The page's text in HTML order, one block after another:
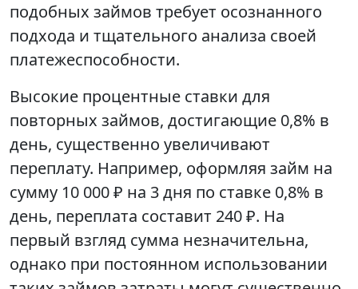
подобных займов требует осознанного
подхода и тщательного анализа своей
платежеспособности.
Высокие процентные ставки для
повторных займов, достигающие 0,8% в
день, существенно увеличивают
переплату. Например, оформляя займ на
сумму 10 000 ₽ на 3 дня по ставке 0,8% в
день, переплата составит 240 ₽. На
первый взгляд сумма незначительна,
однако при постоянном использовании